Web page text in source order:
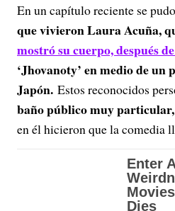
En un capítulo reciente se
que vivieron Laura Acuña,
mostró su cuerpo, después
‘Jhovanoty’ en medio de un
Japón. Estos reconocidos
baño público muy
en él hicieron que la comedia